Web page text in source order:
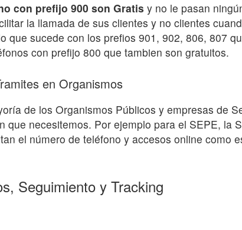
con prefijo 900 son Gratis y no le pasan
la llamada de sus clientes y no clientes
que sucede con los prefios 901, 902, 806, 807
con prefijo 800 que tambien son gratuitos.
en Organismos
de los Organismos Públicos y empresas de
que necesitemos. Por ejemplo para el SEPE, la
el número de teléfono y accesos online como
Seguimiento y Tracking